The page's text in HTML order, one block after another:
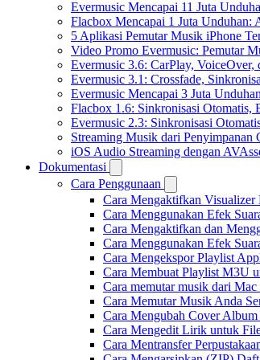
Evermusic Mencapai 11 Juta
Flacbox Mencapai 1 Juta Unduhan:
5 Aplikasi Pemutar Musik iPhone
Video Promo Evermusic: Pemutar
Evermusic 3.6: CarPlay, VoiceOver,
Evermusic 3.1: Crossfade,
Evermusic Mencapai 3 Juta
Flacbox 1.6: Sinkronisasi Otomatis,
Evermusic 2.3: Sinkronisasi
Streaming Musik dari Penyimpanan
iOS Audio Streaming dengan
Dokumentasi
Cara Penggunaan
Cara Mengaktifkan
Cara Menggunakan Efek
Cara Mengaktifkan dan
Cara Menggunakan Efek
Cara Mengekspor Playlist
Cara Membuat Playlist M3U
Cara memutar musik dari
Cara Memutar Musik Anda
Cara Mengubah Cover
Cara Mengedit Lirik untuk
Cara Mentransfer